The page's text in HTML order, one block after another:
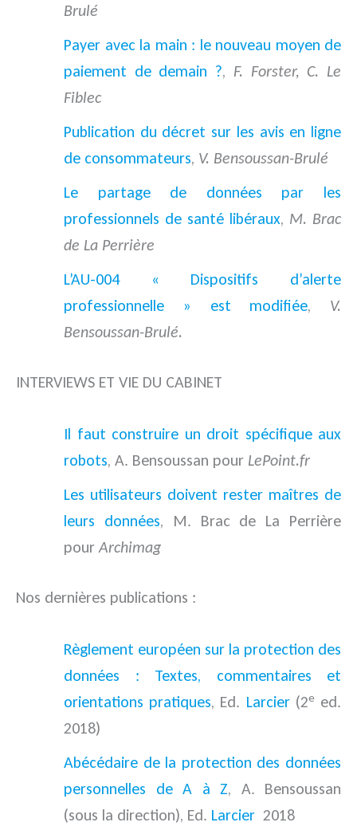
Brulé
Payer avec la main : le nouveau moyen de
paiement de demain ?, F. Forster, C. Le
Fiblec
Publication du décret sur les avis en ligne
de consommateurs, V. Bensoussan-Brulé
Le partage de données par les
professionnels de santé libéraux, M. Brac
de La Perrière
L’AU-004 « Dispositifs d’alerte
professionnelle » est modifiée, V.
Bensoussan-Brulé.
INTERVIEWS ET VIE DU CABINET
Il faut construire un droit spécifique aux
robots, A. Bensoussan pour LePoint.fr
Les utilisateurs doivent rester maîtres de
leurs données, M. Brac de La Perrière
pourArchimag
Nos dernières publications :
Règlement européen sur la protection des
données : Textes, commentaires et
orientations pratiques, Ed. Larcier(2eed.
2018)
Abécédaire de la protection des données
personnelles de A à Z, A. Bensoussan
(sous la direction), Ed. Larcier 2018